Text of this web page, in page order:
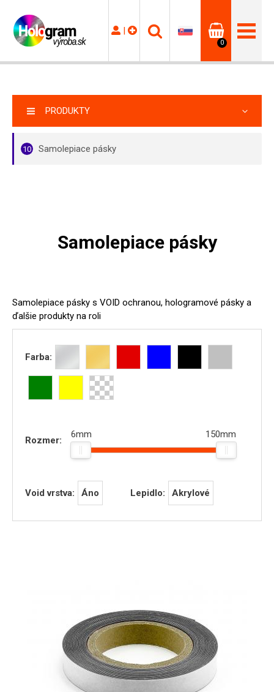
|
0
PRODUKTY
10 Samolepiace pásky
Samolepiace pásky
Samolepiace pásky s VOID ochranou, hologramové pásky a
ďalšie produkty na roli
Farba:
Rozmer:
6mm 150mm
Void vrstva: Áno Lepidlo: Akrylové